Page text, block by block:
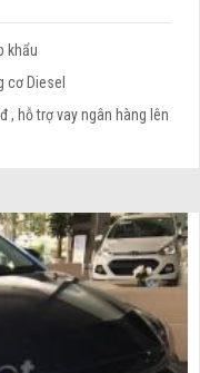
khẩu
cơ Diesel
, hỗ trợ vay ngân hàng lên